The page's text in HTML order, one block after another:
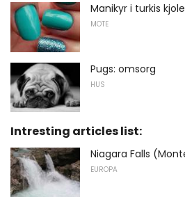
Manikyr i turkis kjole
MOTE
Pugs: omsorg
HUS
Intresting articles list:
Niagara Falls
EUROPA